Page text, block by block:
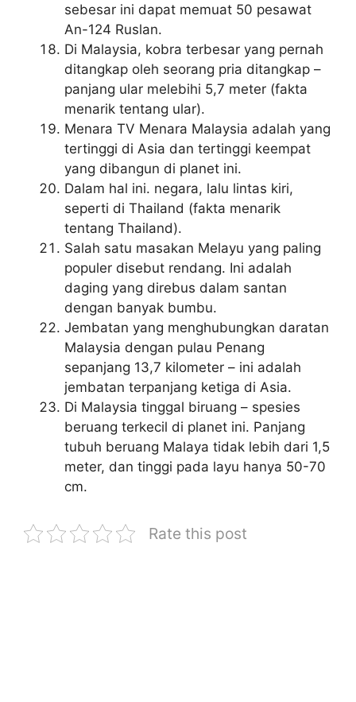
sebesar ini dapat memuat 50 pesawat
An-124 Ruslan.
Di Malaysia, kobra terbesar yang pernah
ditangkap oleh seorang pria ditangkap –
panjang ular melebihi 5,7 meter (fakta
menarik tentang ular).
Menara TV Menara Malaysia adalah yang
tertinggi di Asia dan tertinggi keempat
yang dibangun di planet ini.
Dalam hal ini. negara, lalu lintas kiri,
seperti di Thailand (fakta menarik
tentang Thailand).
Salah satu masakan Melayu yang paling
populer disebut rendang. Ini adalah
daging yang direbus dalam santan
dengan banyak bumbu.
Jembatan yang menghubungkan daratan
Malaysia dengan pulau Penang
sepanjang 13,7 kilometer – ini adalah
jembatan terpanjang ketiga di Asia.
Di Malaysia tinggal biruang – spesies
beruang terkecil di planet ini. Panjang
tubuh beruang Malaya tidak lebih dari 1,5
meter, dan tinggi pada layu hanya 50-70
cm.
Rate this post